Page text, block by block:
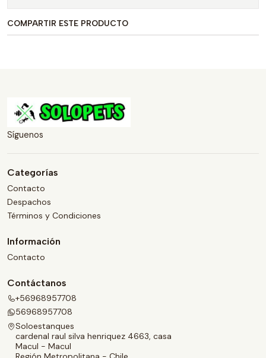
COMPARTIR ESTE PRODUCTO
Síguenos
Categorías
Contacto
Despachos
Términos y Condiciones
Información
Contacto
Contáctanos
+56968957708
56968957708
Soloestanques
cardenal raul silva henriquez 4663, casa
Macul - Macul